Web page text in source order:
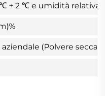
+ 2 ℃ e umidità relativa
(Polvere secca,